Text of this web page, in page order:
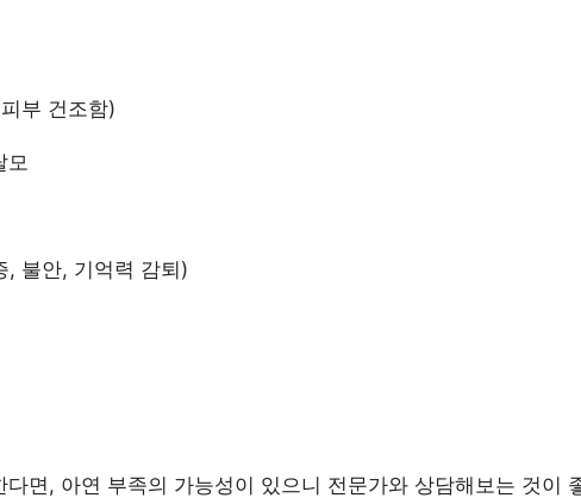
부 건조함)
모
, 불안, 기억력 감퇴)
면, 아연 부족의 가능성이 있으니 전문가와 상담해보는 것이